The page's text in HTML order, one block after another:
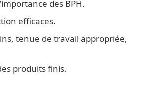
des BPH.
efficaces.
tenue de travail appropriée,
produits finis.